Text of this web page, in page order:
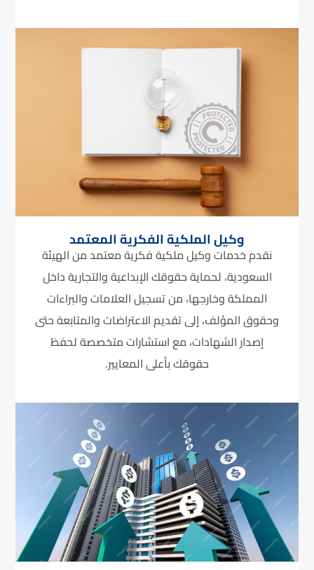
وكيل الملكية الفكرية المعتمد
نقدم خدمات وكيل ملكية فكرية معتمد من الهيئة
السعودية، لحماية حقوقك الإبداعية والتجارية داخل
المملكة وخارجها، من تسجيل العلامات والبراءات
وحقوق المؤلف، إلى تقديم الاعتراضات والمتابعة حتى
إصدار الشهادات، مع استشارات متخصصة لحفظ
حقوقك بأعلى المعايير.